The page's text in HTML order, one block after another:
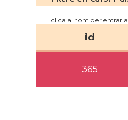
clica al nom per entrar
id
365